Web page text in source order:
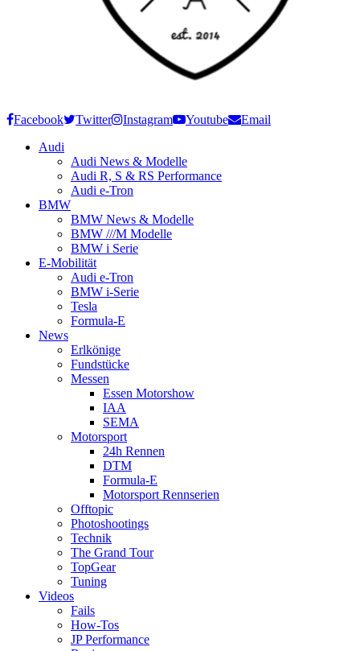
Facebook Twitter Instagram Youtube
Email
Audi
Audi News & Modelle
Audi R, S & RS Performance
Audi e-Tron
BMW
BMW News & Modelle
BMW ///M Modelle
BMW i Serie
E-Mobilität
Audi e-Tron
BMW i-Serie
Tesla
Formula-E
News
Erlkönige
Fundstücke
Messen
Essen Motorshow
IAA
SEMA
Motorsport
24h Rennen
DTM
Formula-E
Motorsport Rennserien
Offtopic
Photoshootings
Technik
The Grand Tour
TopGear
Tuning
Videos
Fails
How-Tos
JP Performance